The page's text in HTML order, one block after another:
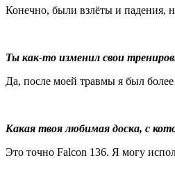
Конечно, были взлёты и падения,
Ты как-то изменил свои
Да, после моей травмы я был
Какая твоя любимая доска, с
Это точно Falcon 136. Я могу